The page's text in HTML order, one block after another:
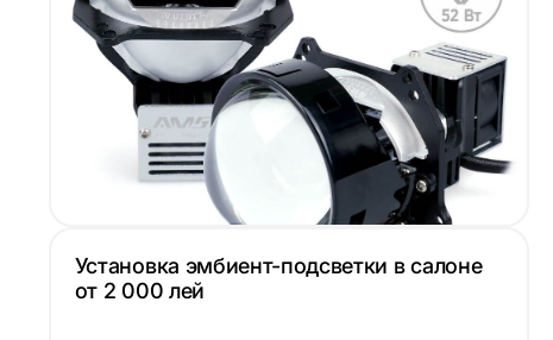
Установка эмбиент-подсветки в салоне
от 2 000 лей